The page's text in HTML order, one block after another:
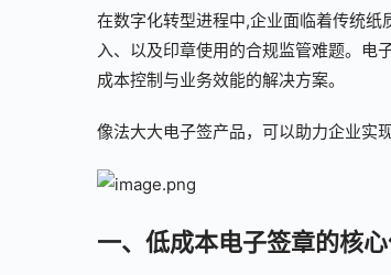
在数字化转型进程中,企业面临着传统
入、以及印章使用的合规监管难题。电
成本控制与业务效能的解决方案。
像法大大电子签产品，可以助力企业实
一、低成本电子签章的核